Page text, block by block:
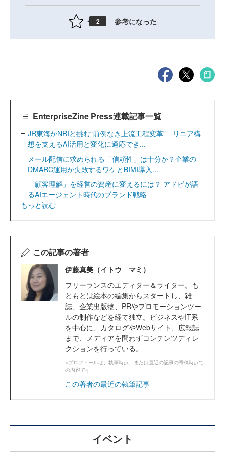
2 参考になった
EnterpriseZine Press連載記事一覧
JR東海がNRIと挑む“前例なき上流工程変革” リニア構
想を支えるAI活用と変化に適応でき...
メール配信に求められる「信頼性」は十分か？企業の
DMARC運用が失敗するワケとBIMI導入...
「顧客理解」を経営の資産に変えるには？ アドビが語
るAIエージェント時代のブランド戦略
もっと読む
この記事の著者
伊藤真美（イトウ マミ）
フリーランスのエディター＆ライター。も
ともとは絵本の編集からスタートし、雑
誌、企業出版物、PRやプロモーションツー
ルの制作などを経て独立。ビジネスやIT系
を中心に、カタログやWebサイト、広報誌
まで、メディアを問わずコンテンツディレ
クションを行っている。
※プロフィールは、執筆時点、または直近の記事の寄稿時点で
の内容です
この著者の最近の執筆記事
イベント